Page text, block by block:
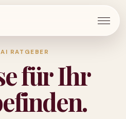
Menü
RATGEBER
für Ihr